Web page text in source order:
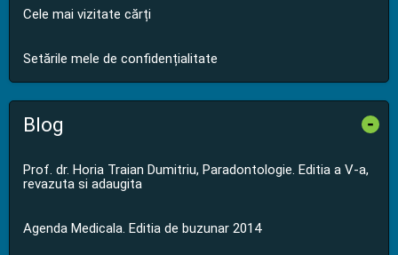
Cele mai vizitate cărți
Setările mele de confidențialitate
Blog -
Prof. dr. Horia Traian Dumitriu, Paradontologie. Editia a V-a,
revazuta si adaugita
Agenda Medicala. Editia de buzunar 2014